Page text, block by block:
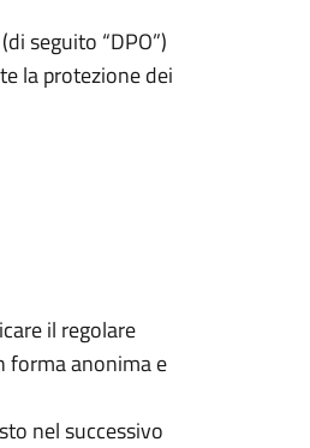
seguito “DPO”)
la protezione dei
il regolare
forma anonima e
nel successivo